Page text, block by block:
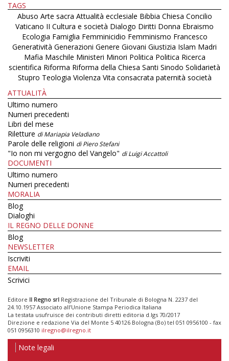
TAGS
Abuso Arte sacra Attualità ecclesiale Bibbia Chiesa Concilio
Vaticano II Cultura e società Dialogo Diritti Donna Ebraismo
Ecologia Famiglia Femminicidio Femminismo Francesco
Generatività Generazioni Genere Giovani Giustizia Islam Madri
Mafia Maschile Ministeri Minori Politica Politica Ricerca
scientifica Riforma Riforma della Chiesa Santi Sinodo Solidarietà
Stupro Teologia Violenza Vita consacrata paternità società
ATTUALITÀ
Ultimo numero
Numeri precedenti
Libri del mese
Riletture di Mariapia Veladiano
Parole delle religioni di Piero Stefani
"Io non mi vergogno del Vangelo" di Luigi Accattoli
DOCUMENTI
Ultimo numero
Numeri precedenti
MORALIA
Blog
Dialoghi
IL REGNO DELLE DONNE
Blog
NEWSLETTER
Iscriviti
EMAIL
Scrivici
Editore Il Regno srl Registrazione del Tribunale di Bologna N. 2237 del
24.10.1957 Associato all’Unione Stampa Periodica Italiana
La testata usufruisce dei contributi diretti editoria d.lgs 70/2017
Direzione e redazione Via del Monte 5 40126 Bologna (Bo) tel 051 0956100 - fax
051 0956310 ilregno@ilregno.it
Note legali